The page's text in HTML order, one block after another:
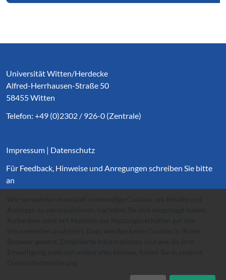
Universität Witten/Herdecke
Alfred-Herrhausen-Straße 50
58455 Witten
Telefon: +49 (0)2302 / 926-0 (Zentrale)
Impressum | Datenschutz
Für Feedback, Hinweise und Anregungen schreiben Sie bitte
an
websupport@uni-wh.de.